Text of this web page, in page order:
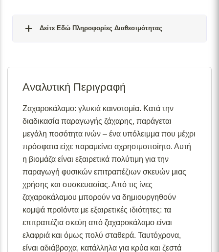
Δείτε Εδώ Πληροφορίες Διαθεσιμότητας
Διαθέσιμο κατόπιν παραγγελίας:
ημερομηνία εξόφλησης της παραγγελίας σας.
Σε απόθεμα (επιπλέον μπορεί να ζητηθεί κατόπιν
παραγγελίας):Μερική ποσότητα είναι άμεσα διαθέσιμη
για αποστολή και το υπόλοιπο σε 2 – 4 εβδομάδες από
την ημερομηνία εξόφλησης της παραγγελίας σας.
Για περισσότερες λεπτομέρειες σχετικά με τις
διαθεσιμότητες προϊόντων, παρακαλούμε επικοινωνήστε
μαζί μας στοinfo@skgecoshop.comή στο
998
Αναλυτική Περιγραφή
Ζαχαροκάλαμο: γλυκιά καινοτομία. Κατά την
διαδικασία παραγωγής ζάχαρης, παράγεται
μεγάλη ποσότητα ινών – ένα υπόλειμμα που μέχρι
πρόσφατα είχε παραμείνει αχρησιμοποίητο. Αυτή
η βιομάζα είναι εξαιρετικά πολύτιμη για την
παραγωγή φυσικών επιτραπέζιων σκευών μιας
χρήσης και συσκευασίας. Από τις ίνες
ζαχαροκάλαμου μπορούν να δημιουργηθούν
κομψά προϊόντα με εξαιρετικές ιδιότητες: τα
επιτραπέζια σκεύη από ζαχαροκάλαμο είναι
ελαφριά και όμως πολύ σταθερά. Ταυτόχρονα,
είναι αδιάβροχα, κατάλληλα για κρύα και ζεστά